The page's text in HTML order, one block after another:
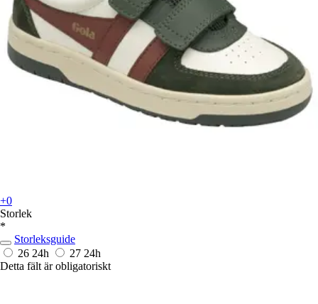
+0
Storlek
*
Storleksguide
26 24h 27 24h
Detta fält är obligatoriskt